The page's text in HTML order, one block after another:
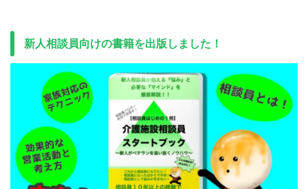
新人相談員向けの書籍を出版しました！